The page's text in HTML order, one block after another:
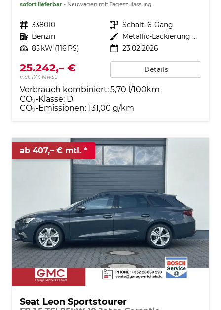
sofort lieferbar Neuwagen mit Tageszulassung
Fahrzeugnr. 338010 Getriebe Schalt. 6-Gang
Kraftstoff Benzin Außenfarbe
Metallic-Lackierung Nacht-Schwarz
Leistung 85 kW (116 PS) 23.02.2026
25.242,– €
incl. 17% MwSt.
Details
Verbrauch kombiniert: 5,70 l/100km
CO2-Klasse: D
CO2-Emissionen: 131,00 g/km
ab 407,– € mtl.
Seat Leon Sportstourer